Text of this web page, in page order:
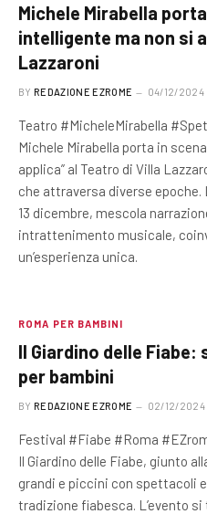
Michele Mirabella porta
intelligente ma non si
Lazzaroni
BY REDAZIONE EZROME 04/12/2024
Teatro #MicheleMirabella
Michele Mirabella porta in
applica” al Teatro di Villa
che attraversa diverse
13 dicembre, mescola
intrattenimento musicale,
un’esperienza unica.
ROMA PER BAMBINI
Il Giardino delle
per bambini
BY REDAZIONE EZROME 02/12/2024
Festival #Fiabe #Roma
Il Giardino delle Fiabe, giunto
grandi e piccini con spettacoli
tradizione fiabesca. L’evento si